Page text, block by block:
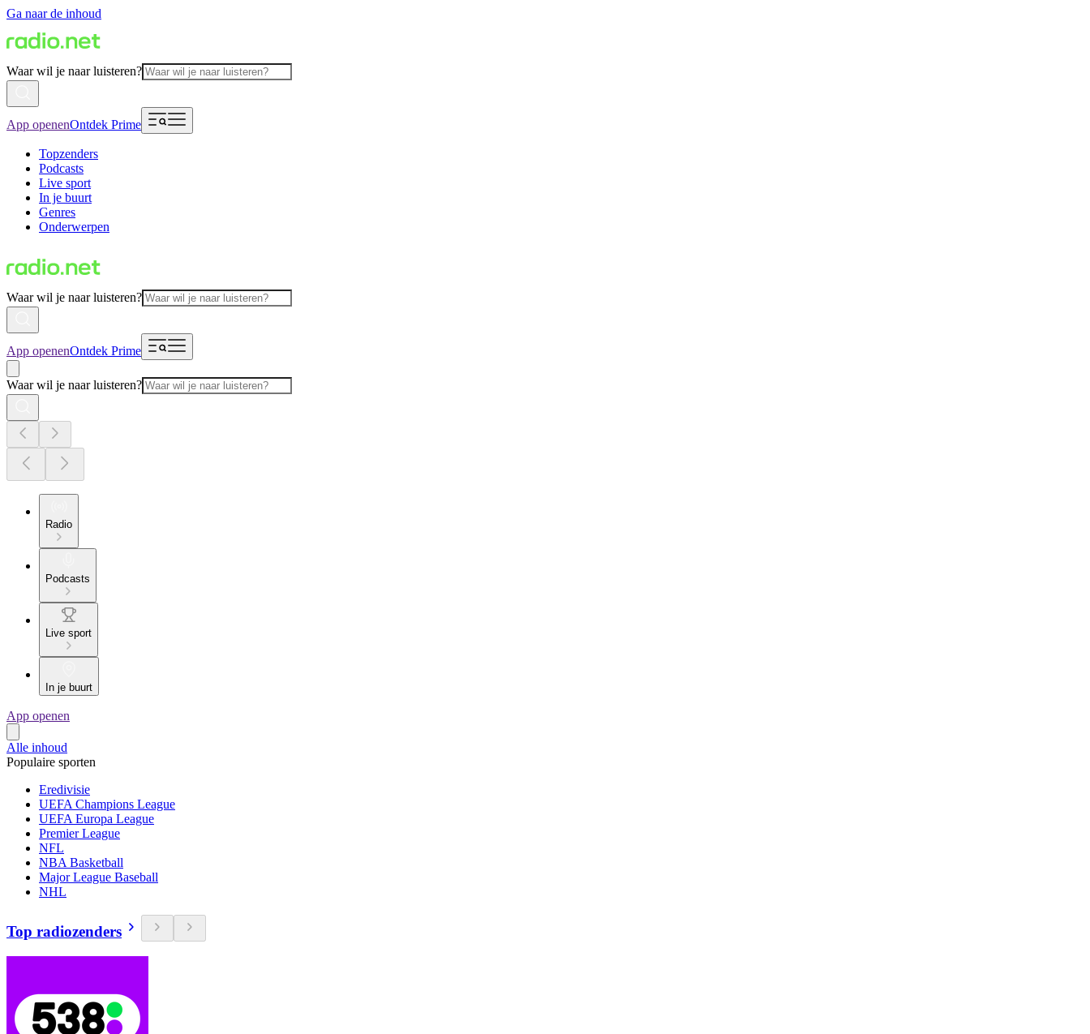
Ga naar de inhoud
Waar wil je naar luisteren?
App openenOntdek Prime
Topzenders
Podcasts
Live sport
In je buurt
Genres
Onderwerpen
Waar wil je naar luisteren?
App openenOntdek Prime
Waar wil je naar luisteren?
Radio
Podcasts
Live sport
In je buurt
App openen
Alle inhoud
Populaire sporten
Eredivisie
UEFA Champions League
UEFA Europa League
Premier League
NFL
NBA Basketball
Major League Baseball
NHL
Top radiozenders